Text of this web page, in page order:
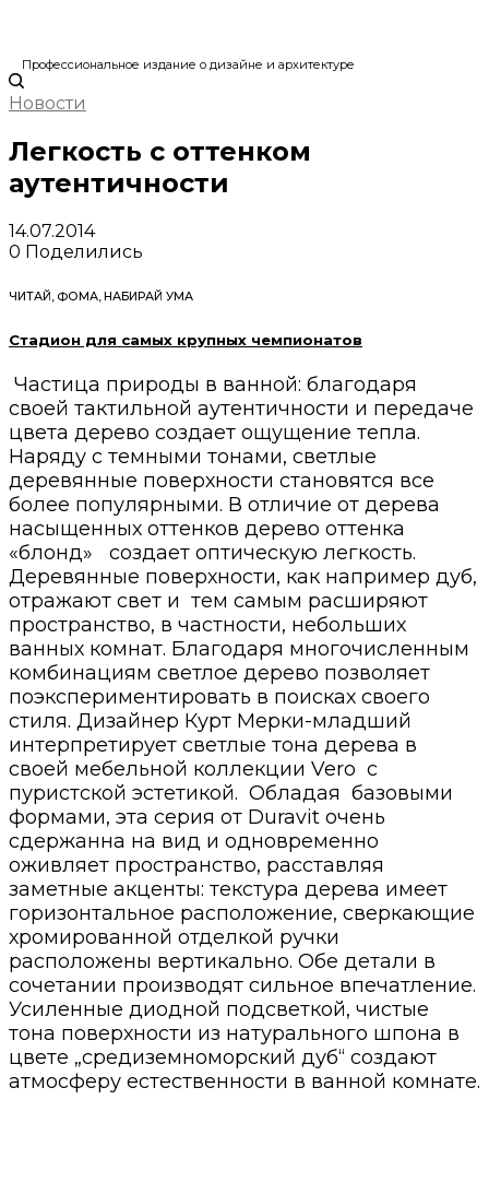
Профессиональное издание о дизайне и архитектуре
Новости
Легкость с оттенком
аутентичности
14.07.2014
0 Поделились
ЧИТАЙ, ФОМА, НАБИРАЙ УМА
Стадион для самых крупных чемпионатов
Частица природы в ванной: благодаря
своей тактильной аутентичности и передаче
цвета дерево создает ощущение тепла.
Наряду с темными тонами, светлые
деревянные поверхности становятся все
более популярными. В отличие от дерева
насыщенных оттенков дерево оттенка
«блонд» создает оптическую легкость.
Деревянные поверхности, как например дуб,
отражают свет и тем самым расширяют
пространство, в частности, небольших
ванных комнат. Благодаря многочисленным
комбинациям светлое дерево позволяет
поэкспериментировать в поисках своего
стиля. Дизайнер Курт Мерки-младший
интерпретирует светлые тона дерева в
своей мебельной коллекции Vero с
пуристской эстетикой. Обладая базовыми
формами, эта серия от Duravit очень
сдержанна на вид и одновременно
оживляет пространство, расставляя
заметные акценты: текстура дерева имеет
горизонтальное расположение, сверкающие
хромированной отделкой ручки
расположены вертикально. Обе детали в
сочетании производят сильное впечатление.
Усиленные диодной подсветкой, чистые
тона поверхности из натурального шпона в
цвете „средиземноморский дуб“ создают
атмосферу естественности в ванной комнате.